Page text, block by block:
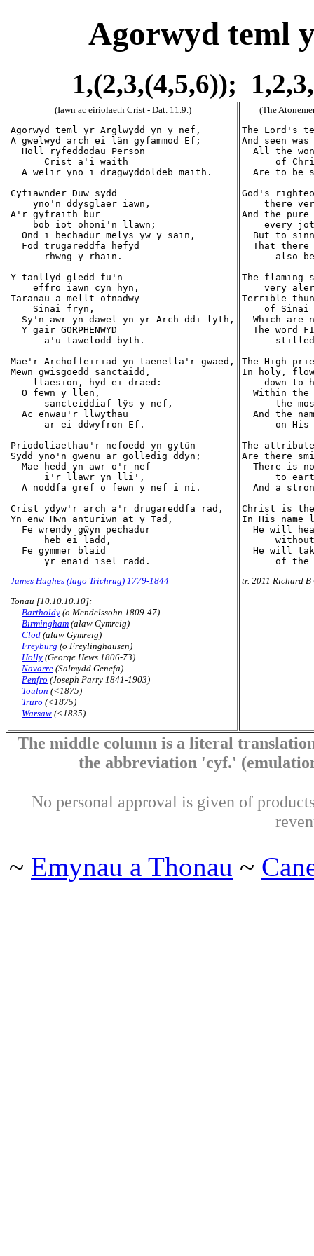
Agorwyd teml
1,(2,3,(4,5,6));
(Iawn ac eiriolaeth Crist - Dat. 11.9.)
Agorwyd teml yr Arglwydd yn y nef,
A gwelwyd arch ei lân gyfammod Ef;
  Holl ryfeddodau Person
      Crist a'i waith
  A welir yno i dragwyddoldeb maith.
Cyfiawnder Duw sydd
    yno'n ddysglaer iawn,
A'r gyfraith bur
    bob iot ohoni'n llawn;
  Ond i bechadur melys yw y sain,
  Fod trugareddfa hefyd
      rhwng y rhain.
Y tanllyd gledd fu'n
    effro iawn cyn hyn,
Taranau a mellt ofnadwy
    Sinai fryn,
  Sy'n awr yn dawel yn yr Arch ddi lyth,
  Y gair GORPHENWYD
      a'u tawelodd byth.
Mae'r Archoffeiriad yn taenella'r gwaed,
Mewn gwisgoedd sanctaidd,
    llaesion, hyd ei draed:
  O fewn y llen,
      sancteiddiaf lŷs y nef,
  Ac enwau'r llwythau
      ar ei ddwyfron Ef.
Priodoliaethau'r nefoedd yn gytûn
Sydd yno'n gwenu ar golledig ddyn;
  Mae hedd yn awr o'r nef
      i'r llawr yn lli',
  A noddfa gref o fewn y nef i ni.
Crist ydyw'r arch a'r drugareddfa rad,
Yn enw Hwn anturiwn at y Tad,
  Fe wrendy gŵyn pechadur
      heb ei ladd,
  Fe gymmer blaid
James Hughes (Iago Trichrug) 1779-1844
Tonau [10.10.10.10]:
Bartholdy (o Mendelssohn 1809-47)
Birmingham (alaw Gymreig)
Clod (alaw Gymreig)
Freyburg (o Freylinghausen)
Holly (George Hews 1806-73)
Navarre (Salmydd Genefa)
Penfro (Joseph Parry 1841-1903)
Toulon (<1875)
Truro (<1875)
Warsaw (<1835)
(The
The Lord's
And seen
All the
of
Are to be
God's
there
And the
every
But to
That there
also
The flaming
very
Terrible
of Sinai
Which are
The word
The High-
In holy,
down to
Within the
the
And the
on His
The
Are there
There is
to
And a
Christ is the
In His
He will
He will
tr. 2011 Richard
The middle column is a literal
the abbreviation 'cyf.'
No personal approval is given of
~ Emynau a Thonau ~